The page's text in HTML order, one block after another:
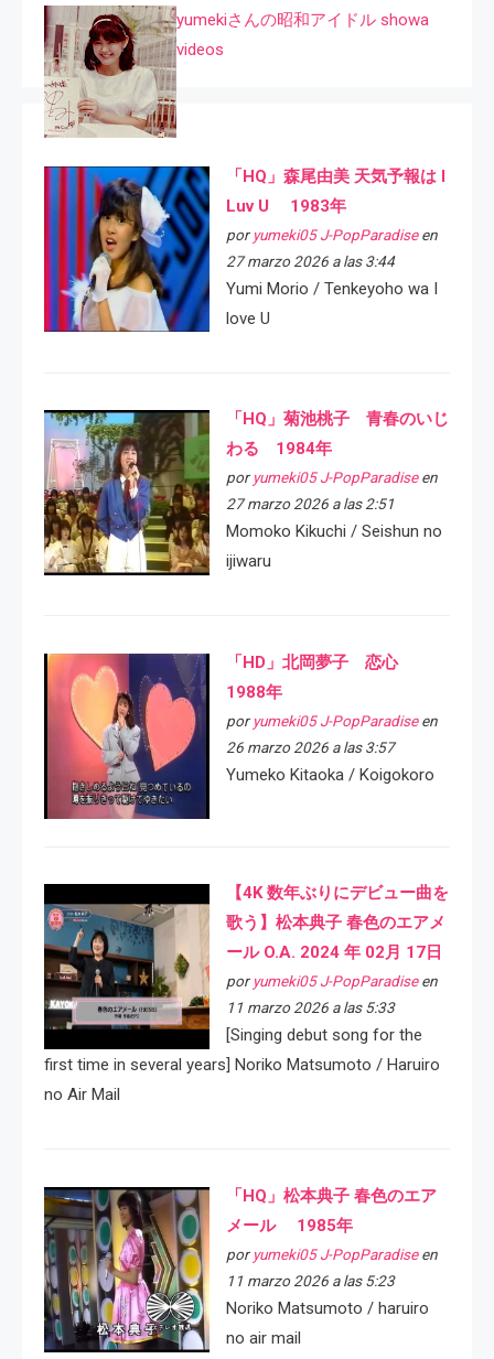
yumekiさんの昭和アイドル showa
videos
「HQ」森尾由美 天気予報は I
Luv U 1983年
por yumeki05 J-PopParadiseen
27 marzo 2026 a las 3:44
Yumi Morio / Tenkeyoho wa I
love U
「HQ」菊池桃子 青春のいじ
わる 1984年
por yumeki05 J-PopParadiseen
27 marzo 2026 a las 2:51
Momoko Kikuchi / Seishun no
ijiwaru
「HD」北岡夢子 恋心
1988年
por yumeki05 J-PopParadiseen
26 marzo 2026 a las 3:57
Yumeko Kitaoka / Koigokoro
【4K 数年ぶりにデビュー曲を
歌う】松本典子 春色のエアメ
ール O.A. 2024 年 02月 17日
por yumeki05 J-PopParadiseen
11 marzo 2026 a las 5:33
[Singing debut song for the
first time in several years] Noriko Matsumoto / Haruiro
no Air Mail
「HQ」松本典子 春色のエア
メール 1985年
por yumeki05 J-PopParadiseen
11 marzo 2026 a las 5:23
Noriko Matsumoto / haruiro
no air mail